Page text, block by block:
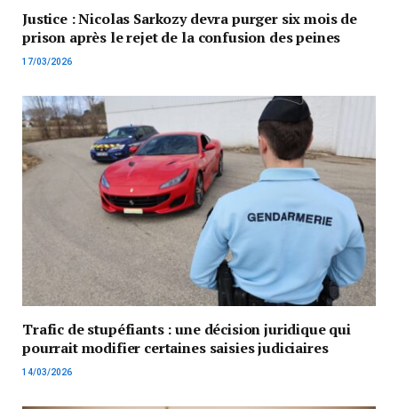
Justice : Nicolas Sarkozy devra purger six mois de
prison après le rejet de la confusion des peines
17/03/2026
Trafic de stupéfiants : une décision juridique qui
pourrait modifier certaines saisies judiciaires
14/03/2026